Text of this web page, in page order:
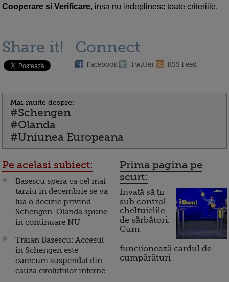
Cooperare si Verificare, insa nu indeplinesc toate criteriile.
Share it! Connect
Facebook Twitter RSS Feed
Mai multe despre:
#Schengen
#Olanda
#Uniunea Europeana
Pe acelasi subiect:
Basescu spera ca cel mai
tarziu in decembrie se va
lua o decizie privind
Schengen. Olanda spune
in continuare NU
Traian Basescu: Accesul
in Schengen este
oarecum suspendat din
cauza evolutiilor interne
Prima pagina pe
scurt:
Invață să ții
sub control
cheltuielile
de sărbători.
Cum
funcționează cardul de
cumpărături